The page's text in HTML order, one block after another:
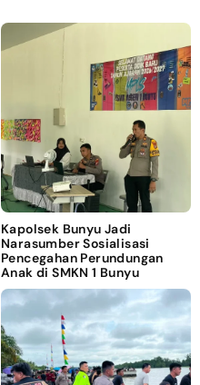
Kapolsek Bunyu Jadi
Narasumber Sosialisasi
Pencegahan Perundungan
Anak di SMKN 1 Bunyu